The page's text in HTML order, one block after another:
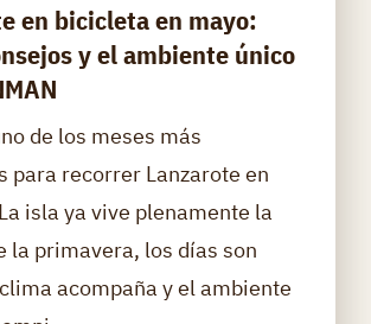
en bicicleta en mayo:
y el ambiente único
de los meses más
para recorrer Lanzarote en
isla ya vive plenamente la
la primavera, los días son
acompaña y el ambiente